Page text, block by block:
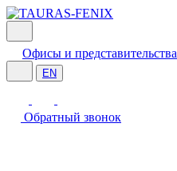
Офисы и представительства
EN
Обратный звонок